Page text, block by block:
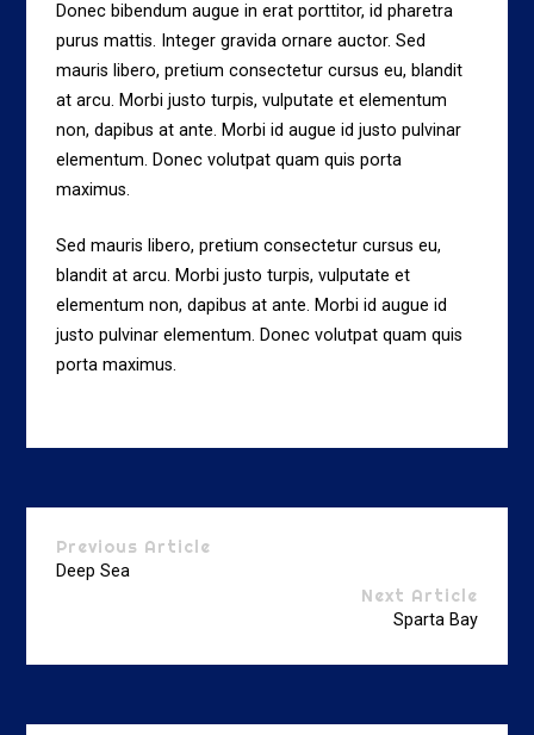
Donec bibendum augue in erat porttitor, id pharetra
purus mattis. Integer gravida ornare auctor. Sed
mauris libero, pretium consectetur cursus eu, blandit
at arcu. Morbi justo turpis, vulputate et elementum
non, dapibus at ante. Morbi id augue id justo pulvinar
elementum. Donec volutpat quam quis porta
maximus.
Sed mauris libero, pretium consectetur cursus eu,
blandit at arcu. Morbi justo turpis, vulputate et
elementum non, dapibus at ante. Morbi id augue id
justo pulvinar elementum. Donec volutpat quam quis
porta maximus.
Previous Article
Deep Sea
Next Article
Sparta Bay